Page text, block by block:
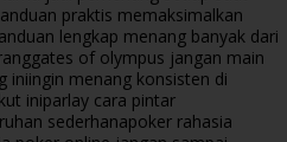
praktis memaksimalkan
lengkap menang banyak dari
gates of olympus jangan main
iniingin menang konsisten di
iniparlay cara pintar
sederhanapoker rahasia